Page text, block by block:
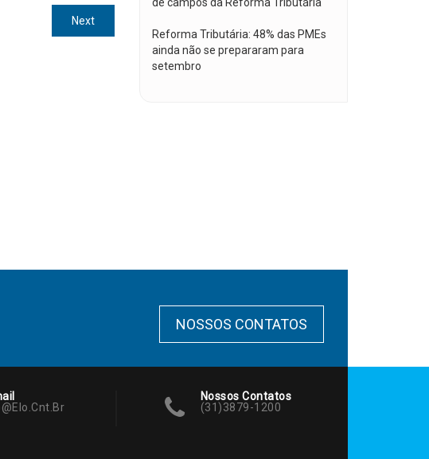
NextNext
post:
Reforma Tributária: 48% das PMEs
ainda não se prepararam para
setembro
NOSSOS CONTATOS
Nossos Contatos
(31)3879-1200